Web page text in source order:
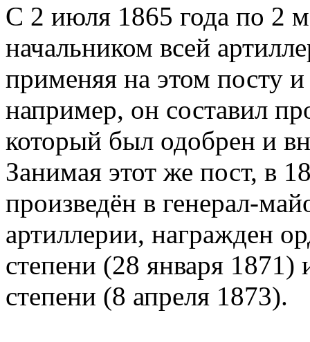
С 2 июля 1865 года по 2
начальником всей
применяя на этом посту
например, он составил
который был одобрен и
Занимая этот же пост, в
произведён в генерал-
артиллерии, награжден
степени (28 января 1871)
степени (8 апреля 1873).